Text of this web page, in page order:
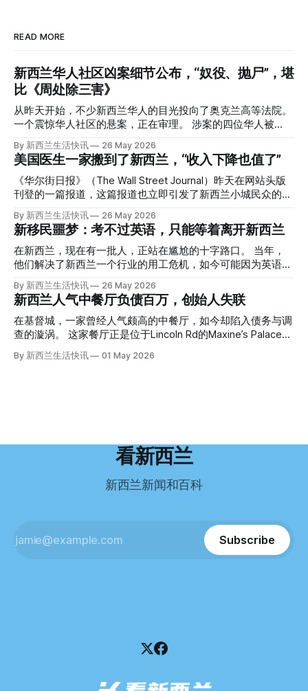
READ MORE
新西兰华人社区凶案细节公布，“奴役、抛尸”，堪
比《周处除三害》
从昨天开始，不少新西兰华人的目光投向了奥克兰高等法院。
一个震惊华人社区的悬案，正在审理。 涉案的四位华人被
告，站在了法庭，被控与一位70岁中国女人的死有关。 事情
的复杂程度，远超人们的想象。 神秘的黑色塑料袋 先让我们
回到2024年3月12日。 新西兰一个名叫Paul Middleton的老
人，在奥克兰Gulf Harbour钓鱼时，发现了一个黑色塑料袋，
里面是一堆衣服。 再扒开衣服，他看到了一只手，一只人
腰部对折，黑色胶带缠着头、手腕和身体，整个人被绑成胎儿
状。 两个10公斤的米袋装满了石头，用胶带死死缠在尸体
上。 死者是亚洲面孔的老年女性，头部、脸、胳膊都有钝器
伤，当时身穿一件“娟燕牌”内衣和黑色长裤。 她是谁？没有人
Operation Parade的案子，开始调查。 米袋泄露秘密 破案的
关键，是两个米袋。这两个塑料米袋里装着用来压住尸体的花
园石头。 每个米袋上都有序列号。 警察一家家查，发现这批
米是在奥克兰北岸一家超市卖的。
By 新西兰生活快讯 26 May 2026
美国医生一家搬到了新西兰，“收入下降也值了”
《华尔街日报》（The Wall Street Journal）昨天在网站头版
刊登的一篇报道，这篇报道也立即引发了新西兰小城民众的兴
趣： “精疲力尽的美国医生，正在离开美国，前往新西兰一座
偏远小镇。” “精疲力尽的美国医生”搬家新西兰 四年前，在加
州拉霍亚（La Jolla）一家医院担任内科医生的Brandon
Williams医生达到了崩溃的边缘。 患者人数激增、医疗人员短
缺、医疗事故诉讼的威胁，以及对患者无力支付医疗费用的忧
（PTSD）。他的其中一位同事甚至因自杀身亡。 他并不想放
弃从医，但他不想再在美国行医了。 于是，他与38岁的妻子
Ellen Williams开始在欧洲寻找更好的选择。 就在那时，他收
到了一封来自新西兰医疗招聘人员的信。 “虽然跑到那个‘与世
义。”现年39岁的加州人Brandon说道。 2024年11月，这家人
By 新西兰生活快讯 26 May 2026
新移民噩梦：考不过英语，只能等着离开新西兰
在新西兰，现在有一批人，正站在尴尬的十字路口。 当年，
他们解决了新西兰一个行业的用工危机，如今可能因为英语考
试，不得不在几年内离开这个国家。 一位移民的无奈感叹：
“如果我们真能考到那个分数，就不会来开公交车了。” 因为英
语，他们一直无法上岸 来自菲律宾的Ryan De Guzman，就是
这批人中的一员。 2023年，当他看到新西兰招聘海外公交司
机的信息时，几乎没有犹豫就提交了申请。 “我听说这里气候
年3月抵达奥克兰。 当时心里盘算着：努力工作两年，申请居
所需的英语门槛。 De Guzman选择了另一项考试——
Pearson Test of English，最终成绩是45分，而申请要求是58
By 新西兰生活快讯 26 May 2026
新西兰人气中餐厅负债百万，创始人失联
在基督城，一家曾经人气颇高的中餐厅，如今却陷入债务与调
查的漩涡。 这家餐厅正是位于Lincoln Rd的Maxine’s Palace。
其背后的公司已进入清算程序，债务总额接近100万纽币，而
引人关注的是——清算人目前无法联系到创始人本人。 今年3
纽币，员工索赔金额仍在核算中。 整体债务规模，已经逼近
这导致公司财务记录尚未完全掌握，资产处置是否合理仍待核
在核查资产出售是否符合市
By 新西兰生活快讯 01 May 2026
看新西兰
新西兰新闻和百科
Subscribe